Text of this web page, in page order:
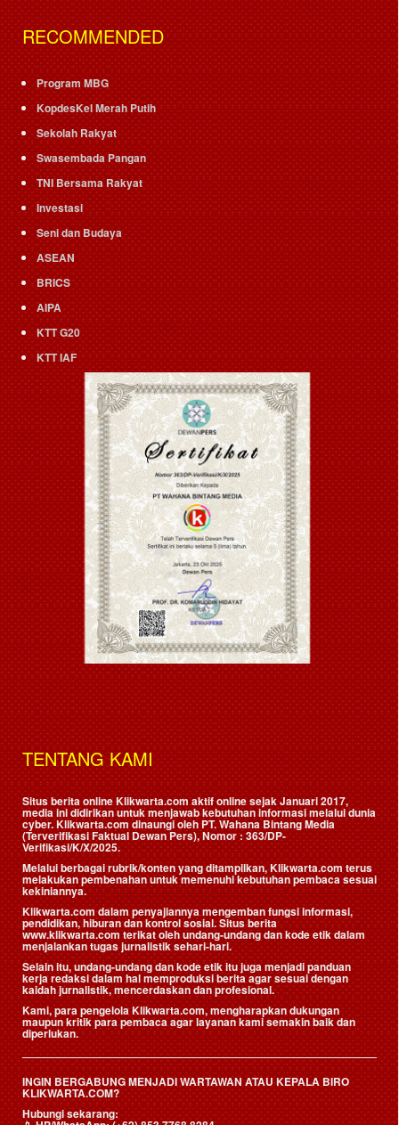
RECOMMENDED
Program MBG
KopdesKel Merah Putih
Sekolah Rakyat
Swasembada Pangan
TNI Bersama Rakyat
Investasi
Seni dan Budaya
ASEAN
BRICS
AIPA
KTT G20
KTT IAF
TENTANG KAMI
Situs berita online Klikwarta.com aktif online sejak Januari 2017,
media ini didirikan untuk menjawab kebutuhan informasi melalui dunia
cyber. Klikwarta.com dinaungi oleh PT. Wahana Bintang Media
(Terverifikasi Faktual Dewan Pers), Nomor : 363/DP-
Verifikasi/K/X/2025.
Melalui berbagai rubrik/konten yang ditampilkan, Klikwarta.com terus
melakukan pembenahan untuk memenuhi kebutuhan pembaca sesuai
kekiniannya.
Klikwarta.com dalam penyajiannya mengemban fungsi informasi,
pendidikan, hiburan dan kontrol sosial. Situs berita
www.klikwarta.com terikat oleh undang-undang dan kode etik dalam
menjalankan tugas jurnalistik sehari-hari.
Selain itu, undang-undang dan kode etik itu juga menjadi panduan
kerja redaksi dalam hal memproduksi berita agar sesuai dengan
kaidah jurnalistik, mencerdaskan dan profesional.
Kami, para pengelola Klikwarta.com, mengharapkan dukungan
maupun kritik para pembaca agar layanan kami semakin baik dan
diperlukan.
INGIN BERGABUNG MENJADI WARTAWAN ATAU KEPALA BIRO
KLIKWARTA.COM?
Hubungi sekarang: